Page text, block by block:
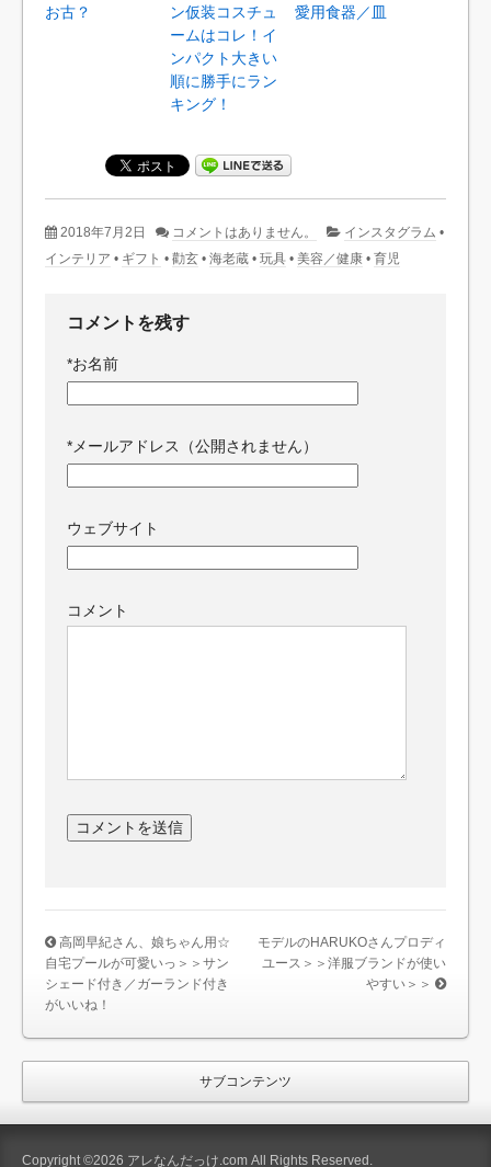
お古？
ン仮装コスチュ
ームはコレ！イ
ンパクト大きい
順に勝手にラン
キング！
愛用食器／皿
2018年7月2日 コメントはありません。 インスタグラム •
インテリア • ギフト • 勸玄 • 海老蔵 • 玩具 • 美容／健康 • 育児
コメントを残す
*お名前
*メールアドレス（公開されません）
ウェブサイト
コメント
高岡早紀さん、娘ちゃん用☆
自宅プールが可愛いっ＞＞サン
シェード付き／ガーランド付き
がいいね！
モデルのHARUKOさんプロディ
ユース＞＞洋服ブランドが使い
やすい＞＞
サブコンテンツ
Copyright ©2026 アレなんだっけ.com All Rights Reserved.